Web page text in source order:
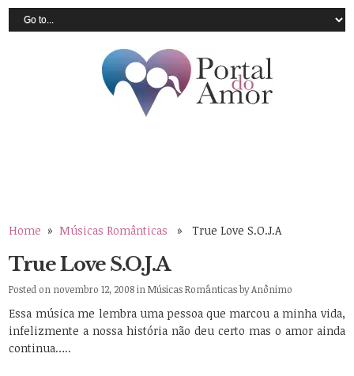
Home » Músicas Românticas » True Love S.O.J.A
True Love S.O.J.A
Posted on novembro 12, 2008 inMúsicas RomânticasbyAnônimo
Essa música me lembra uma pessoa que marcou a minha vida,
infelizmente a nossa história não deu certo mas o amor ainda
continua…..